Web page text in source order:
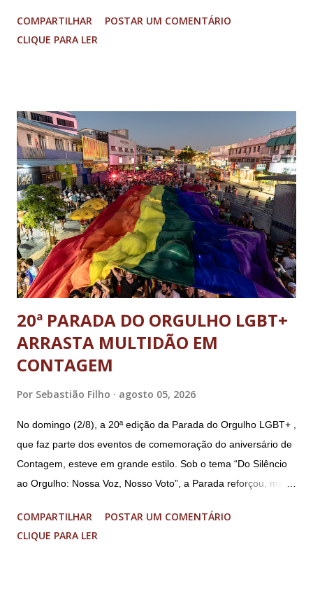
(PGR): o deputado federal Alexandre Ramagem, ex-diretor da
Agência Brasileira de Inteligência (Abin); o almirante Almir
Segurança Institucional (GSI); o tenente-coronel Mauro Cid,
ex-ajudante de ordens de Bolsonaro (réu-colaborador); o ex-
presidente da República Jair Bolsonaro; o general Paulo
Sérgio Nogueira, ex-ministro da Defesa; e o general da
reserva Walter Braga Netto, ex-ministro da Casa Civil e da
Defesa. A acusação envolveu os crimes de tentativa de
abolição violenta do Estado Democrático de Direito, golpe de
E...
COMPARTILHAR
POSTAR UM COMENTÁRIO
CLIQUE PARA LER
20ª PARADA DO ORGULHO LGBT+
ARRASTA MULTIDÃO EM
CONTAGEM
Por Sebastião Filho agosto 05, 2026
No domingo (2/8), a 20ª edição da Parada do Orgulho LGBT+ ,
que faz parte dos eventos de comemoração do aniversário de
Contagem, esteve em grande estilo. Sob o tema “Do Silêncio
ao Orgulho: Nossa Voz, Nosso Voto”, a Parada reforçou, mais
município. A concentração foi na Praça da Glória, que estava
preparada com um palco e contou com diversos shows,
COMPARTILHAR
POSTAR UM COMENTÁRIO
CLIQUE PARA LER